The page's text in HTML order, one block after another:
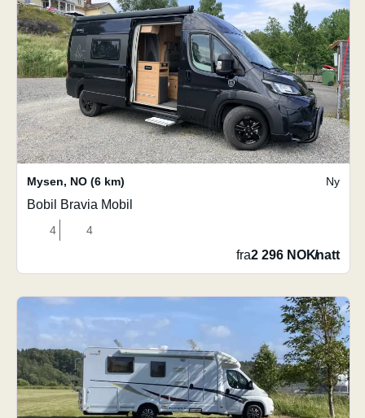
Mysen, NO (6 km) Ny
Bobil Bravia Mobil
4 4
fra2 296 NOK/natt